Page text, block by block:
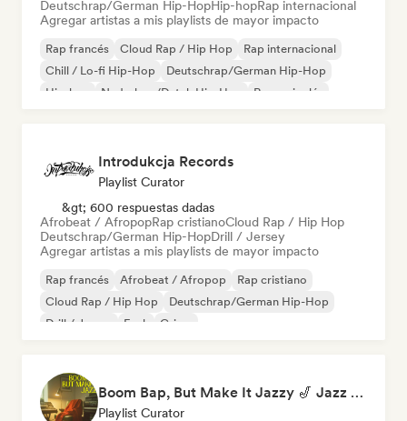
Deutschrap/German Hip-HopHip-hopRap internacional
Agregar artistas a mis playlists de mayor impacto
Rap francés Cloud Rap / Hip Hop
Rap internacional
Chill / Lo-fi Hip-Hop
Deutschrap/German Hip-Hop
Hip-hop
Nederhop/Dutch Hip-Hop Rap en inglés
Introdukcja Records
Playlist Curator
&gt; 600 respuestas dadas
Afrobeat / AfropopRap cristianoCloud Rap / Hip Hop
Deutschrap/German Hip-HopDrill / Jersey
Agregar artistas a mis playlists de mayor impacto
Rap francés Afrobeat / Afropop
Rap cristiano
Cloud Rap / Hip Hop
Deutschrap/German Hip-Hop
Drill / Jersey
Funk Grime
Boom Bap, But Make It Jazzy 🎷 Jazz Rap, Underground & Conscious Hip-Hop
Playlist Curator